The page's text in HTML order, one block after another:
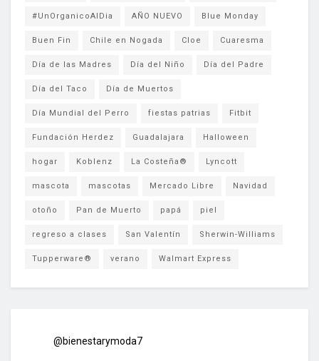
#UnOrganicoAlDia AÑO NUEVO Blue Monday
Buen Fin Chile en Nogada Cloe Cuaresma
Día de las Madres Día del Niño Día del Padre
Día del Taco Día de Muertos
Día Mundial del Perro fiestas patrias Fitbit
Fundación Herdez Guadalajara Halloween
hogar Koblenz La Costeña® Lyncott
mascota mascotas Mercado Libre Navidad
otoño Pan de Muerto papá piel
regreso a clases San Valentín Sherwin-Williams
Tupperware® verano Walmart Express
@bienestarymoda7